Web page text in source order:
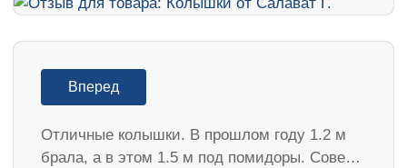
Вперед
Отличные колышки. В прошлом году 1.2 м
брала, а в этом 1.5 м под помидоры. Сове…